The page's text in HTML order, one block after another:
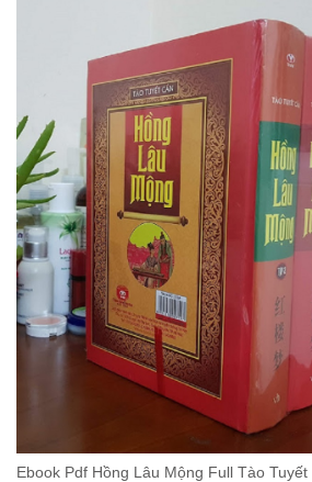
Ebook Pdf Hồng Lâu Mộng Full Tào